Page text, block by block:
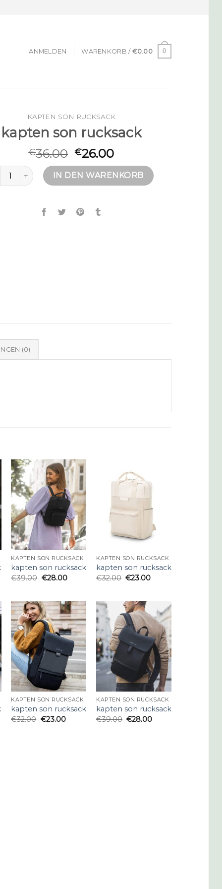
ANMELDEN WARENKORB / €0.00 0
KAPTEN SON RUCKSACK
kapten son rucksack
€36.00 €26.00
son rucksack MengeIN DEN WARENKORB
(0)
KAPTEN SON RUCKSACK
kapten son rucksack
€39.00 €28.00
KAPTEN SON RUCKSACK
kapten son rucksack
€32.00 €23.00
KAPTEN SON RUCKSACK
kapten son rucksack
€32.00 €23.00
KAPTEN SON RUCKSACK
kapten son rucksack
€39.00 €28.00